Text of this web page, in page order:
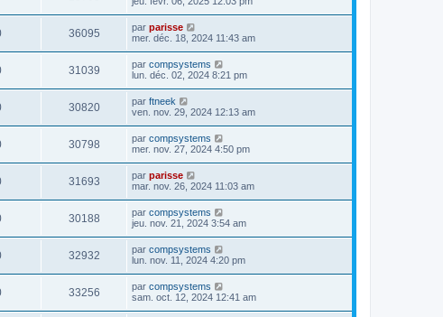
36095 par parisse
mer. déc. 18, 2024 11:43 am
31039 par compsystems
lun. déc. 02, 2024 8:21 pm
30820 par ftneek
ven. nov. 29, 2024 12:13 am
30798 par compsystems
mer. nov. 27, 2024 4:50 pm
31693 par parisse
mar. nov. 26, 2024 11:03 am
30188 par compsystems
jeu. nov. 21, 2024 3:54 am
32932 par compsystems
lun. nov. 11, 2024 4:20 pm
33256 par compsystems
sam. oct. 12, 2024 12:41 am